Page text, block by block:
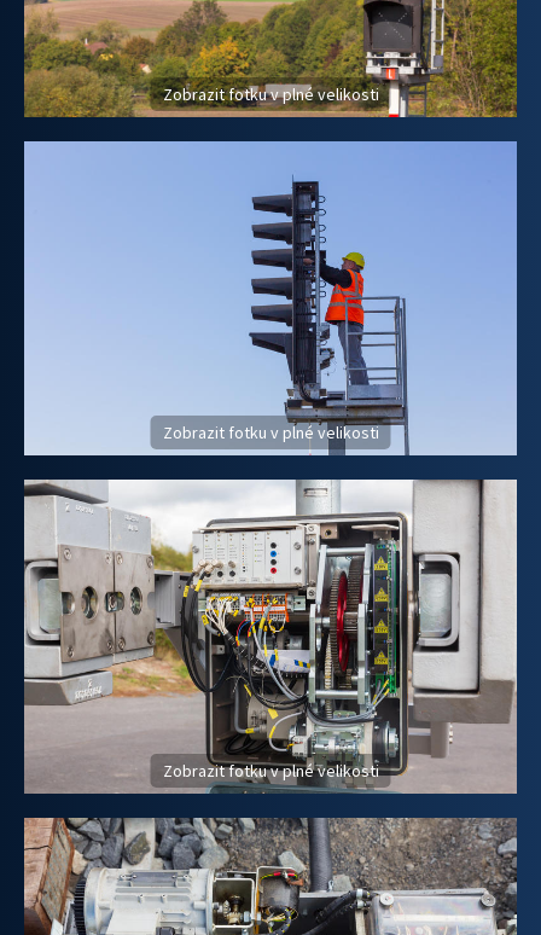
Zobrazit fotku v plné velikosti
Zobrazit fotku v plné velikosti
Zobrazit fotku v plné velikosti